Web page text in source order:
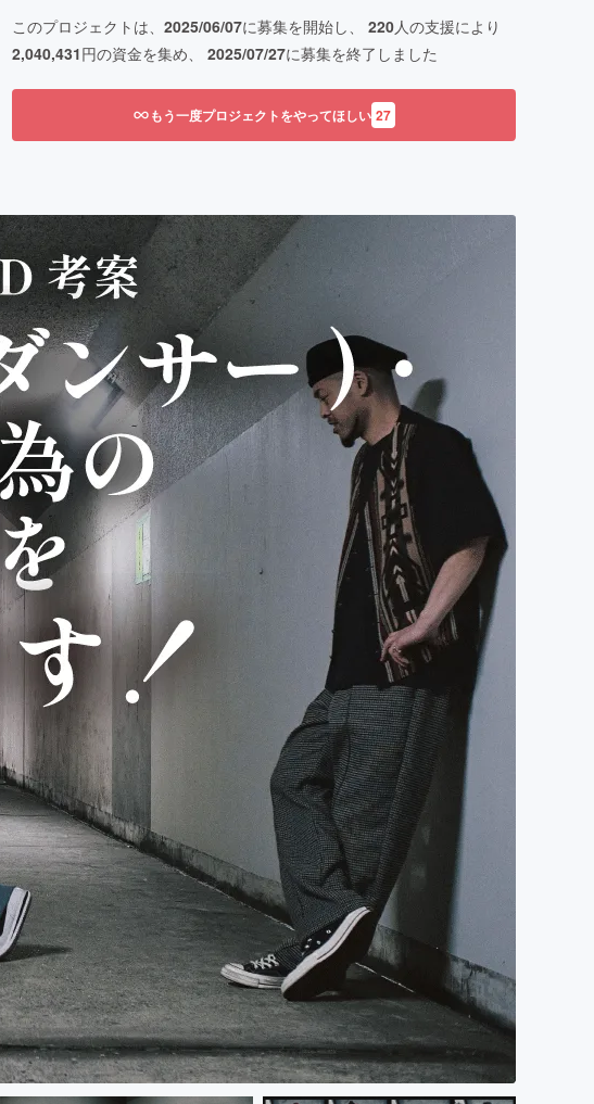
このプロジェクトは、 2025/06/07に募集を開始し、 220人の支援により
2,040,431円の資金を集め、 2025/07/27に募集を終了しました
もう一度プロジェクトをやってほしい 27